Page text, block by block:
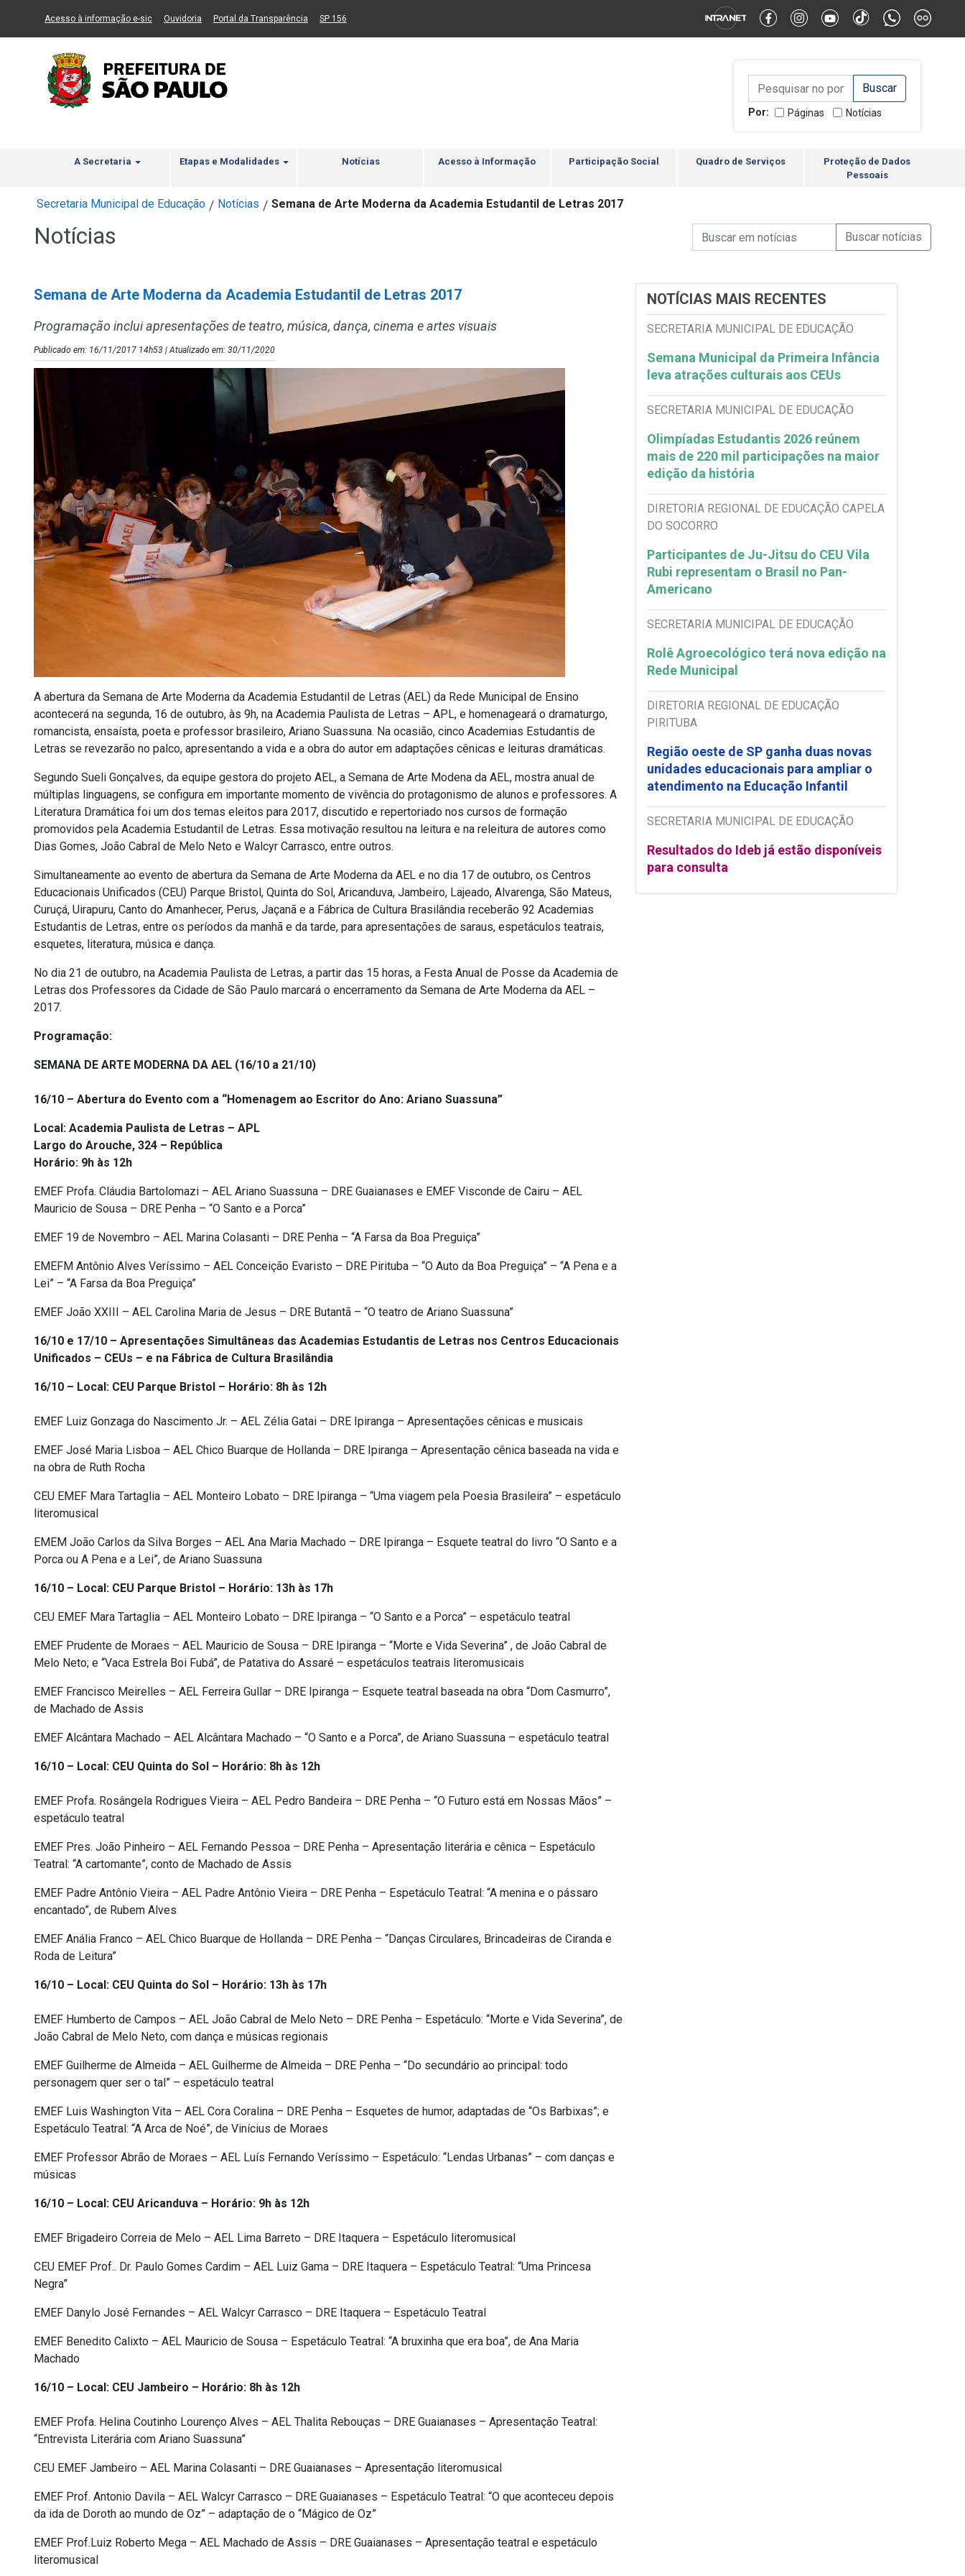
Ir ao Conteúdo Ir para menu principal 2 Ir para busca Ir para rodapé Alternar Alto Contraste Alternar Tamanho da Fonte
Acesso à informação e-sic(Link para um novo sítio)
Ouvidoria (Link para um novo sítio)
Portal da Transparência (Link para um novo sítio)
SP 156
Campo de Busca de
Campo de Busca de informaçõesEnviar a Busca
Por: Páginas Notícias
A Secretaria Etapas e Modalidades Notícias Acesso à Informação Participação Social Quadro de Serviços
Proteção de Dados
Pessoais
Secretaria Municipal de Educação / Notícias / Semana de Arte Moderna da Academia Estudantil de Letras 2017
Notícias Campo de Busca de Notícias
Campo de Busca de informaçõesEnviar a Busca de
Semana de Arte Moderna da Academia Estudantil de Letras 2017
Programação inclui apresentações de teatro, música, dança, cinema e artes visuais
Publicado em: 16/11/2017 14h53 | Atualizado em: 30/11/2020
A abertura da Semana de Arte Moderna da Academia Estudantil de Letras (AEL) da Rede Municipal de Ensino
acontecerá na segunda, 16 de outubro, às 9h, na Academia Paulista de Letras – APL, e homenageará o dramaturgo,
romancista, ensaísta, poeta e professor brasileiro, Ariano Suassuna. Na ocasião, cinco Academias Estudantis de
Letras se revezarão no palco, apresentando a vida e a obra do autor em adaptações cênicas e leituras dramáticas.
Segundo Sueli Gonçalves, da equipe gestora do projeto AEL, a Semana de Arte Modena da AEL, mostra anual de
múltiplas linguagens, se configura em importante momento de vivência do protagonismo de alunos e professores. A
Literatura Dramática foi um dos temas eleitos para 2017, discutido e repertoriado nos cursos de formação
promovidos pela Academia Estudantil de Letras. Essa motivação resultou na leitura e na releitura de autores como
Dias Gomes, João Cabral de Melo Neto e Walcyr Carrasco, entre outros.
Simultaneamente ao evento de abertura da Semana de Arte Moderna da AEL e no dia 17 de outubro, os Centros
Educacionais Unificados (CEU) Parque Bristol, Quinta do Sol, Aricanduva, Jambeiro, Lajeado, Alvarenga, São Mateus,
Curuçá, Uirapuru, Canto do Amanhecer, Perus, Jaçanã e a Fábrica de Cultura Brasilândia receberão 92 Academias
Estudantis de Letras, entre os períodos da manhã e da tarde, para apresentações de saraus, espetáculos teatrais,
esquetes, literatura, música e dança.
No dia 21 de outubro, na Academia Paulista de Letras, a partir das 15 horas, a Festa Anual de Posse da Academia de
Letras dos Professores da Cidade de São Paulo marcará o encerramento da Semana de Arte Moderna da AEL –
2017.
Programação:
SEMANA DE ARTE MODERNA DA AEL (16/10 a 21/10)
16/10 – Abertura do Evento com a “Homenagem ao Escritor do Ano: Ariano Suassuna”
Local: Academia Paulista de Letras – APL
Largo do Arouche, 324 – República
Horário: 9h às 12h
EMEF Profa. Cláudia Bartolomazi – AEL Ariano Suassuna – DRE Guaianases e EMEF Visconde de Cairu – AEL
Mauricio de Sousa – DRE Penha – “O Santo e a Porca”
EMEF 19 de Novembro – AEL Marina Colasanti – DRE Penha – “A Farsa da Boa Preguiça”
EMEFM Antônio Alves Veríssimo – AEL Conceição Evaristo – DRE Pirituba – “O Auto da Boa Preguiça” – “A Pena e a
Lei” – “A Farsa da Boa Preguiça”
EMEF João XXIII – AEL Carolina Maria de Jesus – DRE Butantã – “O teatro de Ariano Suassuna”
16/10 e 17/10 – Apresentações Simultâneas das Academias Estudantis de Letras nos Centros Educacionais
Unificados – CEUs – e na Fábrica de Cultura Brasilândia
16/10 – Local: CEU Parque Bristol – Horário: 8h às 12h
EMEF Luiz Gonzaga do Nascimento Jr. – AEL Zélia Gatai – DRE Ipiranga – Apresentações cênicas e musicais
EMEF José Maria Lisboa – AEL Chico Buarque de Hollanda – DRE Ipiranga – Apresentação cênica baseada na vida e
na obra de Ruth Rocha
CEU EMEF Mara Tartaglia – AEL Monteiro Lobato – DRE Ipiranga – “Uma viagem pela Poesia Brasileira” – espetáculo
literomusical
EMEM João Carlos da Silva Borges – AEL Ana Maria Machado – DRE Ipiranga – Esquete teatral do livro “O Santo e a
Porca ou A Pena e a Lei”, de Ariano Suassuna
16/10 – Local: CEU Parque Bristol – Horário: 13h às 17h
CEU EMEF Mara Tartaglia – AEL Monteiro Lobato – DRE Ipiranga – “O Santo e a Porca” – espetáculo teatral
EMEF Prudente de Moraes – AEL Mauricio de Sousa – DRE Ipiranga – “Morte e Vida Severina” , de João Cabral de
Melo Neto; e “Vaca Estrela Boi Fubá”, de Patativa do Assaré – espetáculos teatrais literomusicais
EMEF Francisco Meirelles – AEL Ferreira Gullar – DRE Ipiranga – Esquete teatral baseada na obra “Dom Casmurro”,
de Machado de Assis
EMEF Alcântara Machado – AEL Alcântara Machado – “O Santo e a Porca”, de Ariano Suassuna – espetáculo teatral
16/10 – Local: CEU Quinta do Sol – Horário: 8h às 12h
EMEF Profa. Rosângela Rodrigues Vieira – AEL Pedro Bandeira – DRE Penha – “O Futuro está em Nossas Mãos” –
espetáculo teatral
EMEF Pres. João Pinheiro – AEL Fernando Pessoa – DRE Penha – Apresentação literária e cênica – Espetáculo
Teatral: “A cartomante”, conto de Machado de Assis
EMEF Padre Antônio Vieira – AEL Padre Antônio Vieira – DRE Penha – Espetáculo Teatral: “A menina e o pássaro
encantado”, de Rubem Alves
EMEF Anália Franco – AEL Chico Buarque de Hollanda – DRE Penha – “Danças Circulares, Brincadeiras de Ciranda e
Roda de Leitura”
16/10 – Local: CEU Quinta do Sol – Horário: 13h às 17h
EMEF Humberto de Campos – AEL João Cabral de Melo Neto – DRE Penha – Espetáculo: “Morte e Vida Severina”, de
João Cabral de Melo Neto, com dança e músicas regionais
EMEF Guilherme de Almeida – AEL Guilherme de Almeida – DRE Penha – “Do secundário ao principal: todo
personagem quer ser o tal” – espetáculo teatral
EMEF Luis Washington Vita – AEL Cora Coralina – DRE Penha – Esquetes de humor, adaptadas de “Os Barbixas”; e
Espetáculo Teatral: “A Arca de Noé”, de Vinícius de Moraes
EMEF Professor Abrão de Moraes – AEL Luís Fernando Veríssimo – Espetáculo: “Lendas Urbanas” – com danças e
músicas
16/10 – Local: CEU Aricanduva – Horário: 9h às 12h
EMEF Brigadeiro Correia de Melo – AEL Lima Barreto – DRE Itaquera – Espetáculo literomusical
CEU EMEF Prof.. Dr. Paulo Gomes Cardim – AEL Luiz Gama – DRE Itaquera – Espetáculo Teatral: “Uma Princesa
Negra”
EMEF Danylo José Fernandes – AEL Walcyr Carrasco – DRE Itaquera – Espetáculo Teatral
EMEF Benedito Calixto – AEL Mauricio de Sousa – Espetáculo Teatral: “A bruxinha que era boa”, de Ana Maria
Machado
16/10 – Local: CEU Jambeiro – Horário: 8h às 12h
EMEF Profa. Helina Coutinho Lourenço Alves – AEL Thalita Rebouças – DRE Guaianases – Apresentação Teatral:
“Entrevista Literária com Ariano Suassuna”
CEU EMEF Jambeiro – AEL Marina Colasanti – DRE Guaianases – Apresentação literomusical
EMEF Prof. Antonio Davila – AEL Walcyr Carrasco – DRE Guaianases – Espetáculo Teatral: “O que aconteceu depois
da ida de Doroth ao mundo de Oz” – adaptação de o “Mágico de Oz”
EMEF Prof.Luiz Roberto Mega – AEL Machado de Assis – DRE Guaianases – Apresentação teatral e espetáculo
literomusical
NOTÍCIAS MAIS RECENTES
SECRETARIA MUNICIPAL DE EDUCAÇÃO
Semana Municipal da Primeira Infância
leva atrações culturais aos CEUs
SECRETARIA MUNICIPAL DE EDUCAÇÃO
Olimpíadas Estudantis 2026 reúnem
mais de 220 mil participações na maior
edição da história
DIRETORIA REGIONAL DE EDUCAÇÃO CAPELA
DO SOCORRO
Participantes de Ju-Jitsu do CEU Vila
Rubi representam o Brasil no Pan-
Americano
SECRETARIA MUNICIPAL DE EDUCAÇÃO
Rolê Agroecológico terá nova edição na
Rede Municipal
DIRETORIA REGIONAL DE EDUCAÇÃO
PIRITUBA
Região oeste de SP ganha duas novas
unidades educacionais para ampliar o
atendimento na Educação Infantil
SECRETARIA MUNICIPAL DE EDUCAÇÃO
Resultados do Ideb já estão disponíveis
para consulta